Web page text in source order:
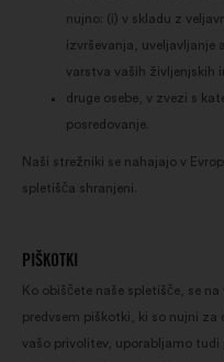
nujno: (i) v skladu z
izvrševanja, uveljavljanje
varstva vaših življenjskih
druge osebe, v zvezi s
posredovanje.
Naši strežniki se nahajajo v
spletišča shranjeni.
PIŠKOTKI
Ko obiščete naše spletišče, se
predvsem piškotki, ki so nujni za
vašo privolitev, uporabljamo tudi